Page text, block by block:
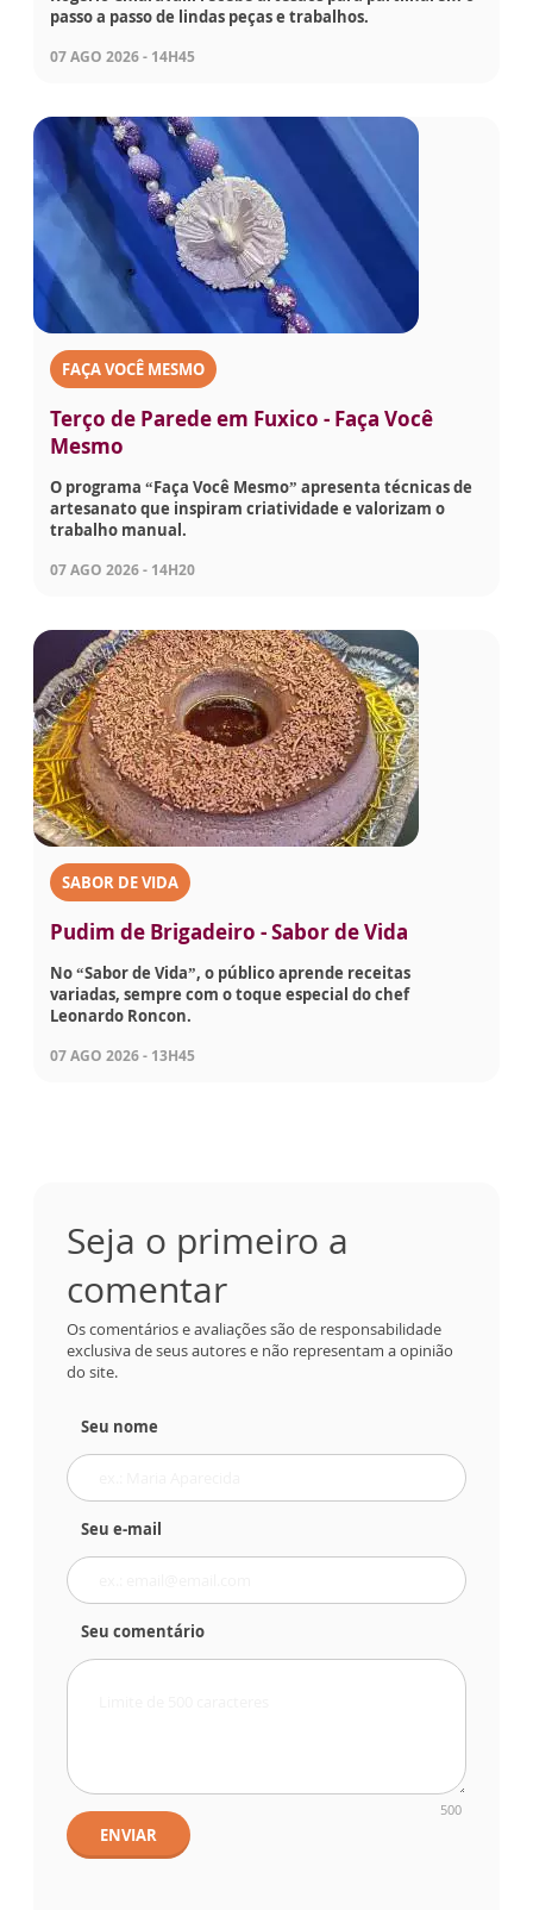
passo a passo de lindas peças e trabalhos.
07 AGO 2026 - 14H45
FAÇA VOCÊ MESMO
Terço de Parede em Fuxico - Faça Você
Mesmo
O programa “Faça Você Mesmo” apresenta técnicas de
artesanato que inspiram criatividade e valorizam o
trabalho manual.
07 AGO 2026 - 14H20
SABOR DE VIDA
Pudim de Brigadeiro - Sabor de Vida
No “Sabor de Vida”, o público aprende receitas
variadas, sempre com o toque especial do chef
Leonardo Roncon.
07 AGO 2026 - 13H45
Seja o primeiro a
comentar
Os comentários e avaliações são de responsabilidade
exclusiva de seus autores e não representam a opinião
do site.
Seu nome
Seu e-mail
Seu comentário
500
ENVIAR